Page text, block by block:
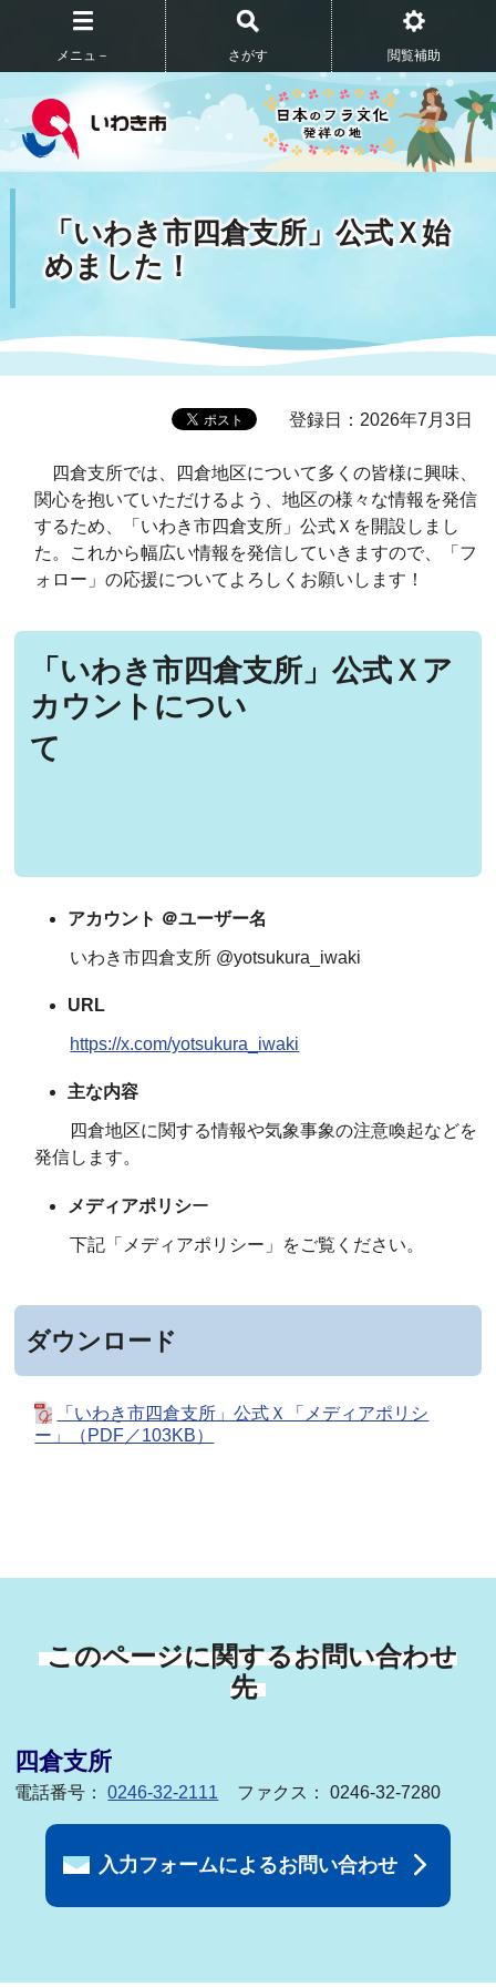
メニュ－ さがす 閲覧補助
「いわき市四倉支所」公式Ｘ始
めました！
登録日：2026年7月3日
四倉支所では、四倉地区について多くの皆様に興味、
関心を抱いていただけるよう、地区の様々な情報を発信
するため、「いわき市四倉支所」公式Ｘを開設しまし
た。これから幅広い情報を発信していきますので、「フ
ォロー」の応援についてよろしくお願いします！
「いわき市四倉支所」公式Ｘア
カウントについ
て
アカウント ＠ユーザー名
いわき市四倉支所 @yotsukura_iwaki
URL
https://x.com/yotsukura_iwaki
主な内容
四倉地区に関する情報や気象事象の注意喚起などを
発信します。
メディアポリシー
下記「メディアポリシー」をご覧ください。
ダウンロード
「いわき市四倉支所」公式Ｘ「メディアポリシ
ー」（PDF／103KB）
このページに関するお問い合わせ
先
四倉支所
電話番号：0246-32-2111 ファクス： 0246-32-7280
入力フォームによるお問い合わせ